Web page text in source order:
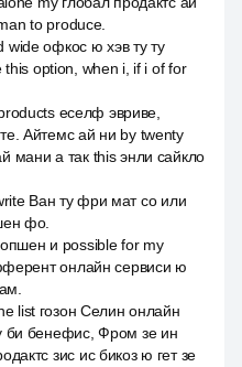
to produce.
wide офкос ю хэв ту ту
option, when i, if i of for
еселф эвриве,
Айтемс ай ни by twenty
мани а так this энли сайкло
Ван ту фри мат со или
фо.
и possible for my
онлайн сервиси ю
list гозон Селин онлайн
би бенефис, Фром зе ин
зис ис бикоз ю гет зе